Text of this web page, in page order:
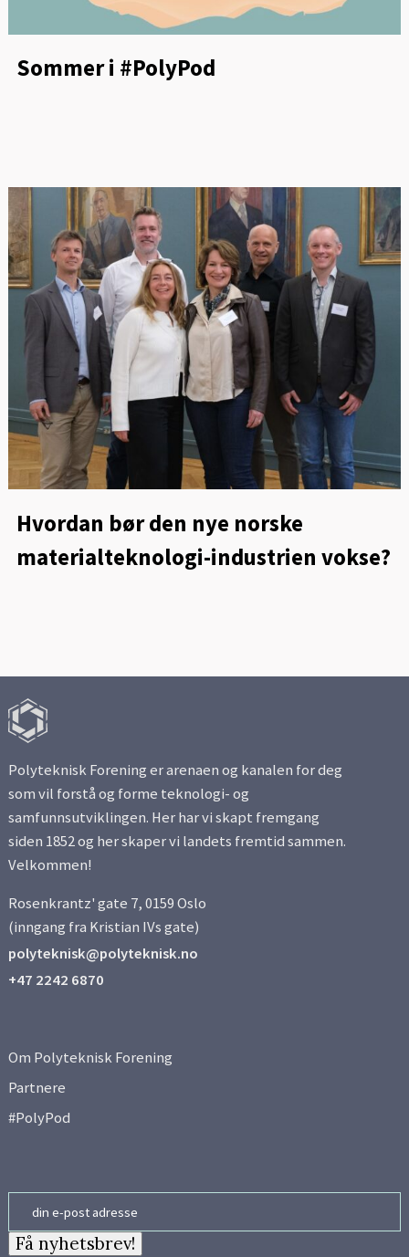
Sommer i #PolyPod
Hvordan bør den nye norske
materialteknologi-industrien vokse?
Polyteknisk Forening er arenaen og kanalen for deg
som vil forstå og forme teknologi- og
samfunnsutviklingen. Her har vi skapt fremgang
siden 1852 og her skaper vi landets fremtid sammen.
Velkommen!
Rosenkrantz' gate 7, 0159 Oslo
(inngang fra Kristian IVs gate)
polyteknisk@polyteknisk.no
+47 2242 6870
Om Polyteknisk Forening
Partnere
#PolyPod
Få nyhetsbrev!